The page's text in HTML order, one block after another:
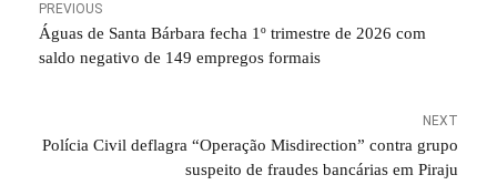
PREVIOUS
Águas de Santa Bárbara fecha 1º trimestre de 2026 com
saldo negativo de 149 empregos formais
NEXT
Polícia Civil deflagra “Operação Misdirection” contra grupo
suspeito de fraudes bancárias em Piraju